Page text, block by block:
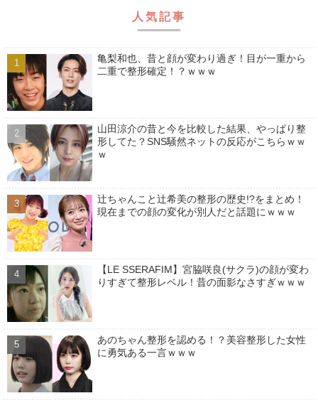
人気記事
亀梨和也、昔と顔が変わり過ぎ！目が一重から
二重で整形確定！？ｗｗｗ
山田涼介の昔と今を比較した結果、やっぱり整
形してた？SNS騒然ネットの反応がこちらｗｗ
ｗ
辻ちゃんこと辻希美の整形の歴史!?をまとめ！
現在までの顔の変化が別人だと話題にｗｗｗ
【LE SSERAFIM】宮脇咲良(サクラ)の顔が変わ
りすぎて整形レベル！昔の面影なさすぎｗｗｗ
あのちゃん整形を認める！？美容整形した女性
に勇気ある一言ｗｗｗ